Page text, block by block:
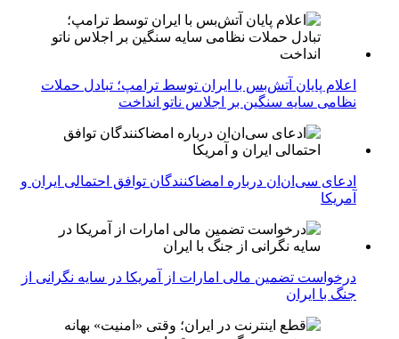
اعلام پایان آتش‌بس با ایران توسط ترامپ؛ تبادل حملات
نظامی سایه سنگین بر اجلاس ناتو انداخت
ادعای سی‌ان‌ان درباره امضاکنندگان توافق احتمالی ایران و
آمریکا
درخواست تضمین مالی امارات از آمریکا در سایه نگرانی از
جنگ با ایران